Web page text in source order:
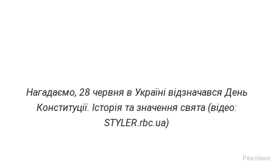
Нагадаємо, 28 червня в Україні відзначався День
Конституції. Історія та значення свята (відео:
STYLER.rbc.ua)